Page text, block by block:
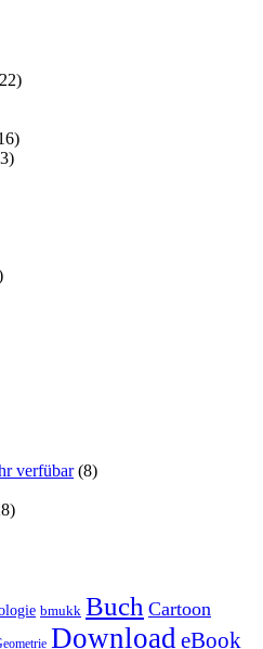
verfübar(8)
bmukk Buch Cartoon
DownloadeBook